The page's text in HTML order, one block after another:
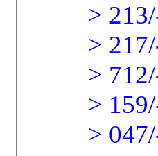
>
>
>
>
>